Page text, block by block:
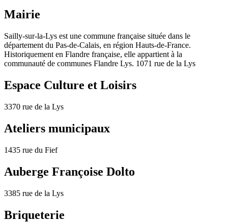
Mairie
Sailly-sur-la-Lys est une commune française située dans le
département du Pas-de-Calais, en région Hauts-de-France.
Historiquement en Flandre française, elle appartient à la
communauté de communes Flandre Lys. 1071 rue de la Lys
Espace Culture et Loisirs
3370 rue de la Lys
Ateliers municipaux
1435 rue du Fief
Auberge Françoise Dolto
3385 rue de la Lys
Briqueterie